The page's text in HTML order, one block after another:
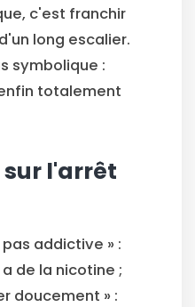
c'est franchir
long escalier.
symbolique :
totalement
sur l'arrêt
addictive » :
de la nicotine ;
doucement » :